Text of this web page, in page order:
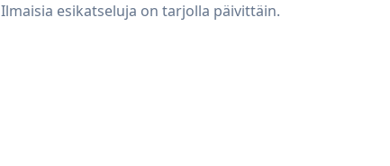
Ilmaisia esikatseluja on tarjolla päivittäin.